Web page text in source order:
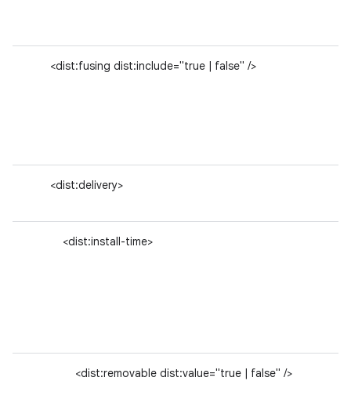
<dist:fusing dist:include="true | false" />
<dist:delivery>
<dist:install-time>
<dist:removable dist:value="true | false" />